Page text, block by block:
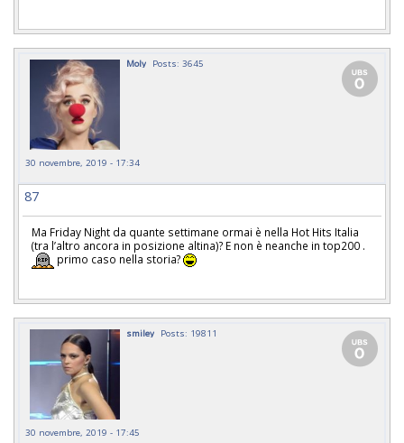
Moly Posts: 3645
30 novembre, 2019 - 17:34
87
Ma Friday Night da quante settimane ormai è nella Hot Hits Italia
(tra l’altro ancora in posizione altina)? E non è neanche in top200 .
primo caso nella storia?
smiley Posts: 19811
30 novembre, 2019 - 17:45